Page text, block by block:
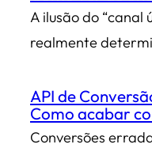
A ilusão do “canal
realmente
API de
Como acabar
Conversões